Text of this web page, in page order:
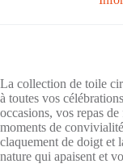
La collection de toile
à toutes vos
occasions, vos repas
moments de
claquement de doigt et
nature qui apaisent et